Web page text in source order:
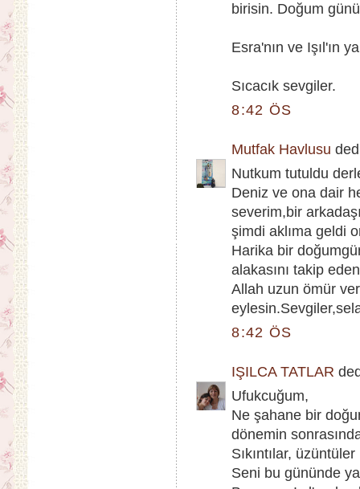
birisin. Doğum
Esra'nın ve Işıl'ın
Sıcacık sevgiler.
8:42 ÖS
Mutfak Havlusu
Nutkum tutuldu
Deniz ve ona dair
severim,bir
şimdi aklıma geldi
Harika bir
alakasını takip
Allah uzun ömür
8:42 ÖS
IŞILCA TATLAR
Ufukcuğum,
Ne şahane bir
dönemin
Sıkıntılar,
Seni bu gününde